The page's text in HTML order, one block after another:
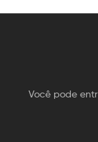
Você pode